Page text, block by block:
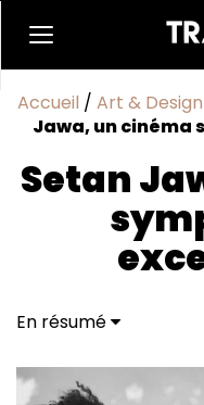
Accueil / Art & Design
Jawa, un cinéma
Setan
En résumé